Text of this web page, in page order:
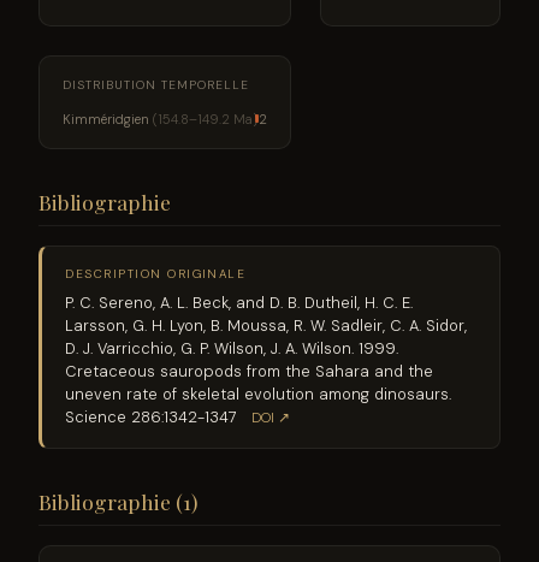
DISTRIBUTION TEMPORELLE
Kimméridgien (154.8–149.2 Ma)2
Bibliographie
DESCRIPTION ORIGINALE
P. C. Sereno, A. L. Beck, and D. B. Dutheil, H. C. E.
Larsson, G. H. Lyon, B. Moussa, R. W. Sadleir, C. A. Sidor,
D. J. Varricchio, G. P. Wilson, J. A. Wilson. 1999.
Cretaceous sauropods from the Sahara and the
uneven rate of skeletal evolution among dinosaurs.
Science 286:1342-1347
DOI ↗
Bibliographie (1)